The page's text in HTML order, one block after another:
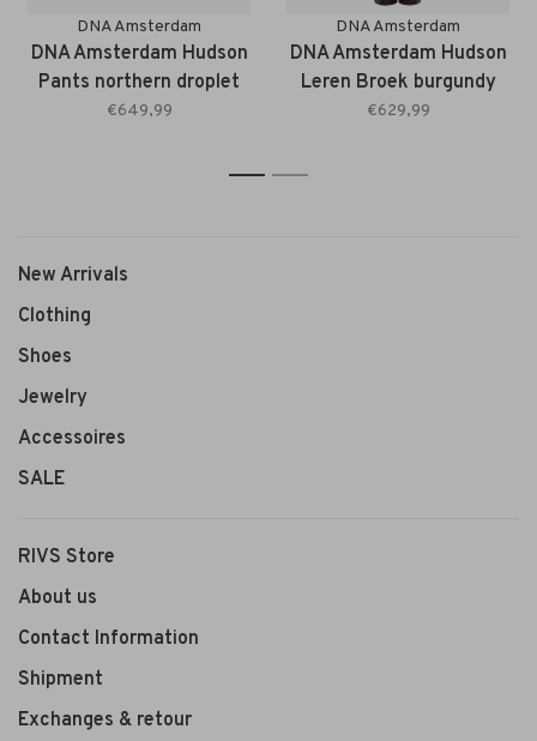
DNA Amsterdam
DNA Amsterdam Hudson
Pants northern droplet
€649,99
DNA Amsterdam
DNA Amsterdam Hudson
Leren Broek burgundy
€629,99
1 2
New Arrivals
Clothing
Shoes
Jewelry
Accessoires
SALE
RIVS Store
About us
Contact Information
Shipment
Exchanges & retour